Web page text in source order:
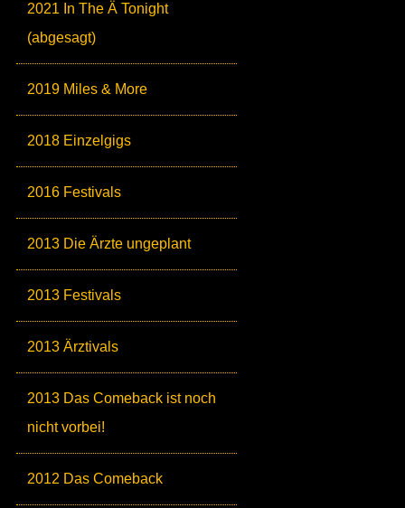
2021 In The Ä Tonight
(abgesagt)
2019 Miles & More
2018 Einzelgigs
2016 Festivals
2013 Die Ärzte ungeplant
2013 Festivals
2013 Ärztivals
2013 Das Comeback ist noch
nicht vorbei!
2012 Das Comeback